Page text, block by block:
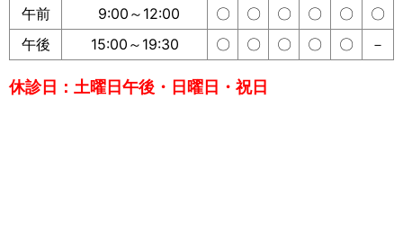
午前
9:00～12:00 〇 〇 〇 〇 〇
〇
午後
15:00～19:30 〇 〇 〇 〇 〇 －
休診日： 土曜日午後・日曜日・祝日